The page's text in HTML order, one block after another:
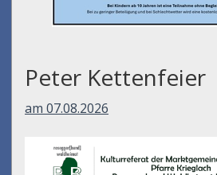
Peter Kettenfeier
am 07.08.2026